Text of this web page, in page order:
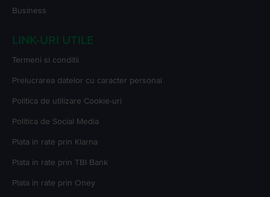
Business
LINK-URI UTILE
Termeni si conditii
Prelucrarea datelor cu caracter personal
Politica de utilizare Cookie-uri
Politica de Social Media
Plata in rate prin Klarna
Plata in rate prin TBI Bank
Plata in rate prin Oney